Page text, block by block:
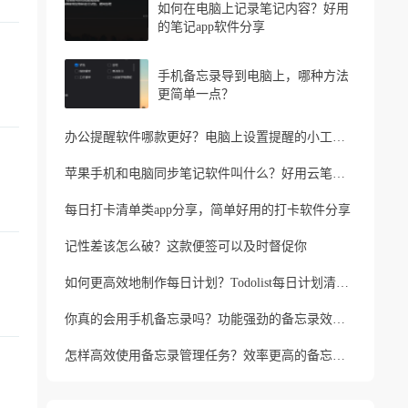
如何在电脑上记录笔记内容？好用
的笔记app软件分享
手机备忘录导到电脑上，哪种方法
更简单一点？
办公提醒软件哪款更好？电脑上设置提醒的小工具推荐
苹果手机和电脑同步笔记软件叫什么？好用云笔记软件分享
每日打卡清单类app分享，简单好用的打卡软件分享
记性差该怎么破？这款便签可以及时督促你
如何更高效地制作每日计划？Todolist每日计划清单制作方法
你真的会用手机备忘录吗？功能强劲的备忘录效率工具
怎样高效使用备忘录管理任务？效率更高的备忘录app